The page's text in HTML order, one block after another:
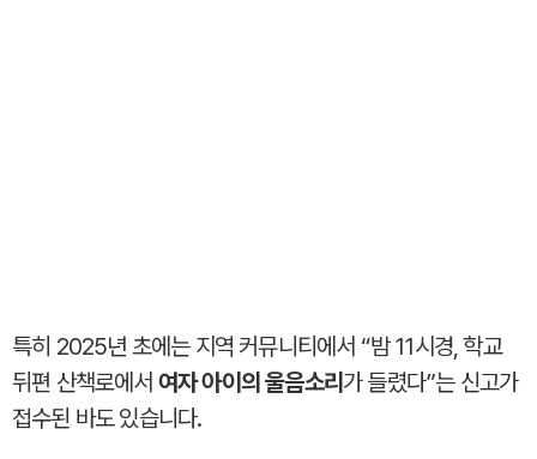
특히 2025년 초에는 지역 커뮤니티에서 “밤 11시경, 학교
뒤편 산책로에서 여자 아이의 울음소리 가 들렸다”는 신고가
접수된 바도 있습니다.